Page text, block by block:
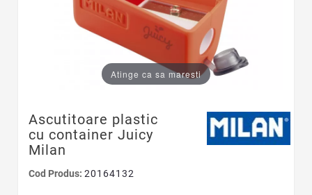
Atinge ca sa maresti
Ascutitoare plastic
cu container Juicy
Milan
Cod Produs: 20164132